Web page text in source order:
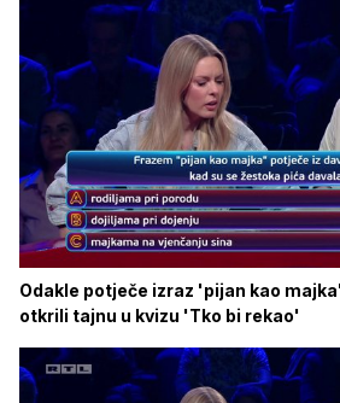
Odakle potječe izraz 'pijan kao
otkrili tajnu u kvizu 'Tko bi rekao'